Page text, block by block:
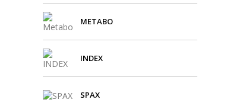
METABO
INDEX
SPAX